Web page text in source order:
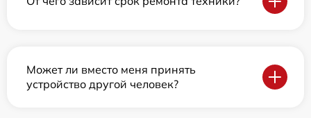
Может ли вместо меня принять
устройство другой человек?